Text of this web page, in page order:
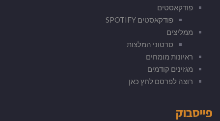
פודקאסטים
פודקאסטים SPOTIFY
ממליצים
סרטוני המלצות
ראיונות מומחים
מגזינים קודמים
רוצה לפרסם לחץ כאן
פייסבוק